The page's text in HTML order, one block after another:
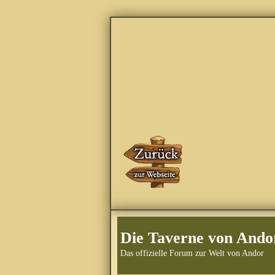
Die Taverne von
Das offizielle Forum zur Welt von Andor